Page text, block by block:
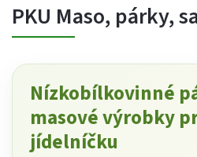
PKU Maso, párky,
Nízkobílkovinné
masové výrobky
jídelníčku